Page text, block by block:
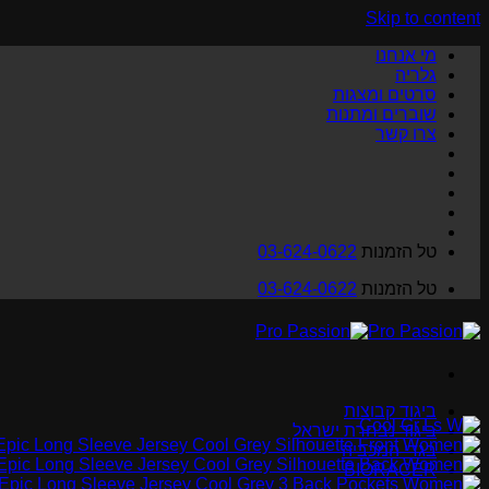
Skip to content
מי אנחנו
גלריה
סרטים ומצגות
שוברים ומתנות
צרו קשר
טל הזמנות 03-624-0622
טל הזמנות 03-624-0622
ביגוד קבוצות
ביגוד נבחרת ישראל
בגדי המכביה
BIORACER